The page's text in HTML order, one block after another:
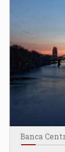
Banca